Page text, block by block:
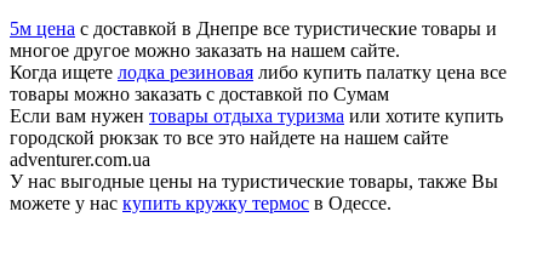
5м цена с доставкой в Днепре все туристические товары и
многое другое можно заказать на нашем сайте.
Когда ищете лодка резиновая либо купить палатку цена все
товары можно заказать с доставкой по Сумам
Если вам нужен товары отдыха туризма или хотите купить
городской рюкзак то все это найдете на нашем сайте
adventurer.com.ua
У нас выгодные цены на туристические товары, также Вы
можете у нас купить кружку термос в Одессе.